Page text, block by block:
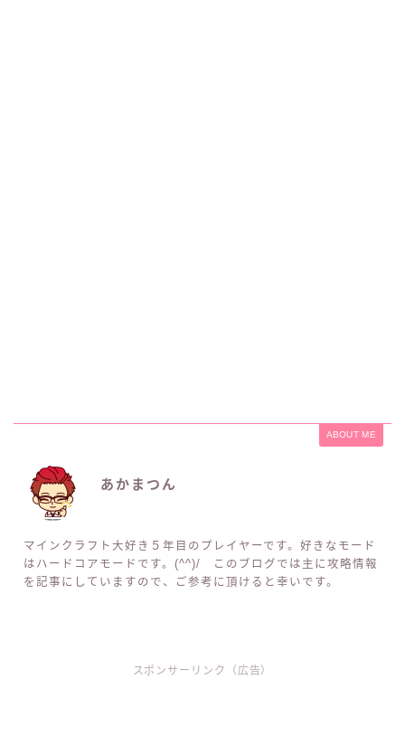
ABOUT ME
あかまつん
マインクラフト大好き５年目のプレイヤーです。好きなモード
はハードコアモードです。(^^)/ このブログでは主に攻略情報
を記事にしていますので、ご参考に頂けると幸いです。
スポンサーリンク（広告）